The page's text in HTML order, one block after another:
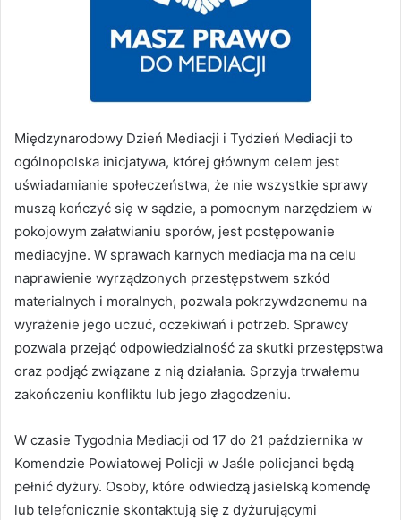
Międzynarodowy Dzień Mediacji i Tydzień Mediacji to
ogólnopolska inicjatywa, której głównym celem jest
uświadamianie społeczeństwa, że nie wszystkie sprawy
muszą kończyć się w sądzie, a pomocnym narzędziem w
pokojowym załatwianiu sporów, jest postępowanie
mediacyjne. W sprawach karnych mediacja ma na celu
naprawienie wyrządzonych przestępstwem szkód
materialnych i moralnych, pozwala pokrzywdzonemu na
wyrażenie jego uczuć, oczekiwań i potrzeb. Sprawcy
pozwala przejąć odpowiedzialność za skutki przestępstwa
oraz podjąć związane z nią działania. Sprzyja trwałemu
zakończeniu konfliktu lub jego złagodzeniu.
W czasie Tygodnia Mediacji od 17 do 21 października w
Komendzie Powiatowej Policji w Jaśle policjanci będą
pełnić dyżury. Osoby, które odwiedzą jasielską komendę
lub telefonicznie skontaktują się z dyżurującymi